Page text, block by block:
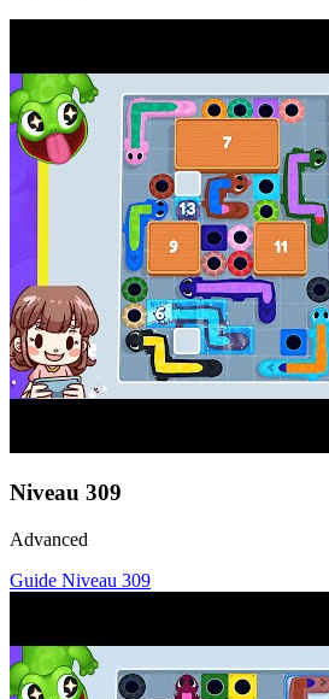
Niveau 309
Advanced
Guide Niveau 309